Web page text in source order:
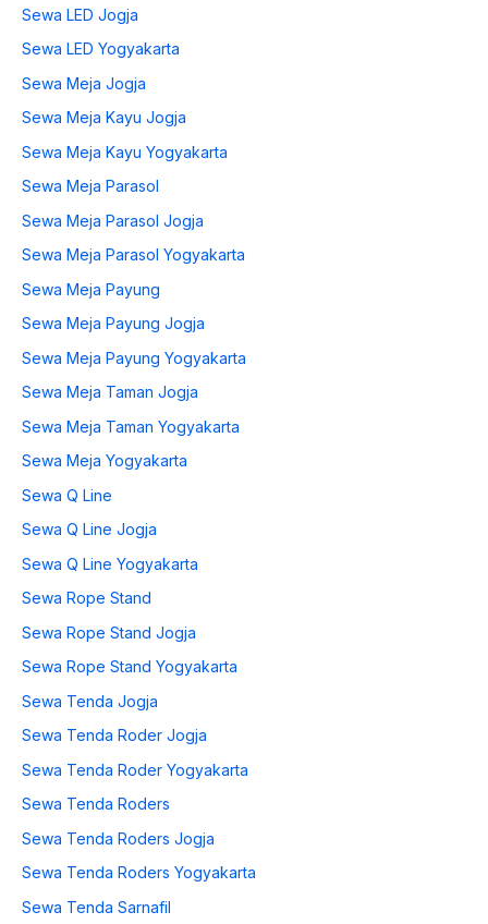
Sewa LED Jogja
Sewa LED Yogyakarta
Sewa Meja Jogja
Sewa Meja Kayu Jogja
Sewa Meja Kayu Yogyakarta
Sewa Meja Parasol
Sewa Meja Parasol Jogja
Sewa Meja Parasol Yogyakarta
Sewa Meja Payung
Sewa Meja Payung Jogja
Sewa Meja Payung Yogyakarta
Sewa Meja Taman Jogja
Sewa Meja Taman Yogyakarta
Sewa Meja Yogyakarta
Sewa Q Line
Sewa Q Line Jogja
Sewa Q Line Yogyakarta
Sewa Rope Stand
Sewa Rope Stand Jogja
Sewa Rope Stand Yogyakarta
Sewa Tenda Jogja
Sewa Tenda Roder Jogja
Sewa Tenda Roder Yogyakarta
Sewa Tenda Roders
Sewa Tenda Roders Jogja
Sewa Tenda Roders Yogyakarta
Sewa Tenda Sarnafil